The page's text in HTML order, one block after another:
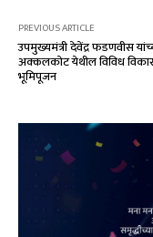
PREVIOUS ARTICLE
उपमुख्यमंत्री देवेंद्र फडणवीस
अक्कलकोट येथील विविध
भूमिपूजन